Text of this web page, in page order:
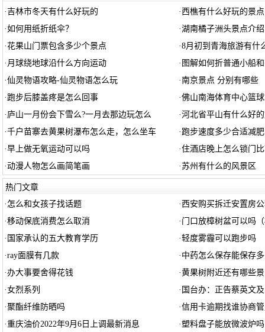
·吉林市冬天有什么好玩的 · 西樵有什么好玩的景
·如何用纸折纸伞？ ·湖南橘子洲头景点介
·花果山门票包含多少个景点 ·8月初到青海旅游有什
· 月球绕地球沿什么方向运动 · 图解如何折普通小船
·仙灵物语攻略-仙灵物语怎么玩 ·南京景点 分别有哪些
· 跑步后膝盖疼是怎么回事 ·佛山南海体育中心篮
· 庐山一月份会下雪么?一月去那边玩怎么 ·河北省平山有什么好
·千户苗寨去黄果树瀑布怎么走，怎么坐车 · 跑步速度多少合适减肥
·早上做无氧运动可以吗 ·住酒店晚上怎么锁门
·动漫人物怎么画简笔画 ·苏州有什么的风景区
热门文章
· 怎么和女孩子找话题 · 西安购买拆迁安置房
·移动保底消费怎么取消 · 门口放樟树盆可以吗
· 国家承认的五大教育学历 ·轻度雾霾可以跑步吗
·ray面膜有几款 · 中药怎么保存能保存
·办大事要舍得花钱 ·黄果树附近还有哪些
·女烈系列 · 国台办：正告蔡英文
·聚酯纤维防晒吗 ·信用卡逾期找谁协商
·重庆油价2022年9月6日上调最新消息 ·塑料盘子能放微波炉吗